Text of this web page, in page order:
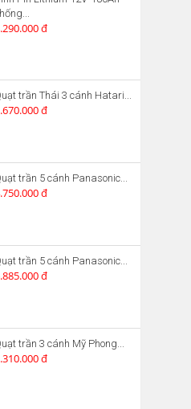
đ
trần Thái 3 cánh Hatari...
đ
trần 5 cánh Panasonic...
đ
trần 5 cánh Panasonic...
đ
trần 3 cánh Mỹ Phong...
đ